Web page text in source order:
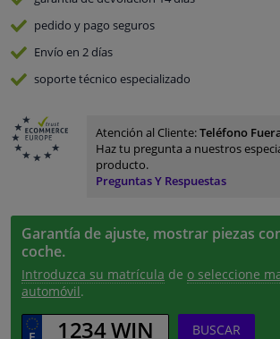
pedido y pago seguros
Envío en 2 días
soporte técnico especializado
Atención al Cliente:Teléfono
Haz tu pregunta a nuestros
producto.
Preguntas Y Respuestas
Garantía de ajuste, mostrar piezas
coche.
Introduzca su matrícula de o seleccione
automóvil.
BUSCAR